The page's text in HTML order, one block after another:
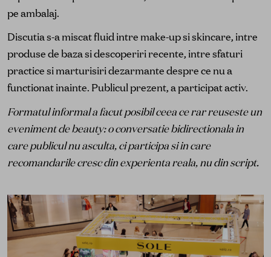
pe ambalaj.
Discutia s-a miscat fluid intre make-up si skincare, intre
produse de baza si descoperiri recente, intre sfaturi
practice si marturisiri dezarmante despre ce nu a
functionat inainte. Publicul prezent, a participat activ.
Formatul informal a facut posibil ceea ce rar reuseste un
eveniment de beauty: o conversatie bidirectionala in
care publicul nu asculta, ci participa si in care
recomandarile cresc din experienta reala, nu din script.